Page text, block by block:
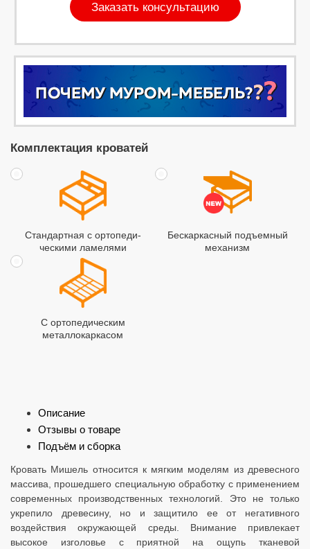
Заказать консультацию
Комплектация кроватей
Стандартная с ортопеди­
ческими ламелями
Бескаркасный подъемный
механизм
С ортопедическим
металлокаркасом
Описание
Отзывы о товаре
Подъём и сборка
Кровать Мишель относится к мягким моделям из древесного
массива, прошедшего специальную обработку с применением
современных производственных технологий. Это не только
укрепило древесину, но и защитило ее от негативного
воздействия окружающей среды. Внимание привлекает
высокое изголовье с приятной на ощупь тканевой